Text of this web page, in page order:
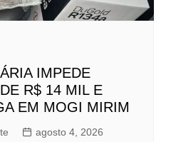
IMPEDE
R$ 14 MIL E
EM MOGI MIRIM
agosto 4, 2026